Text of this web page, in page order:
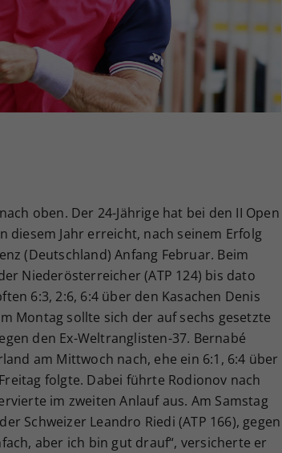
oben. Der 24-Jährige hat bei den II Open
diesem Jahr erreicht, nach seinem Erfolg
(Deutschland) Anfang Februar. Beim
Niederösterreicher (ATP 124) bis dato
6:3, 2:6, 6:4 über den Kasachen Denis
Montag sollte sich der auf sechs gesetzte
den Ex-Weltranglisten-37. Bernabé
am Mittwoch nach, ehe ein 6:1, 6:4 über
folgte. Dabei führte Rodionov nach
im zweiten Anlauf aus. Am Samstag
Schweizer Leandro Riedi (ATP 166), gegen
aber ich bin gut drauf“, versicherte er
Ihrer vorgenommen Einstellungen, falls der
Webseiten-Betreiber dies eingestellt hat.